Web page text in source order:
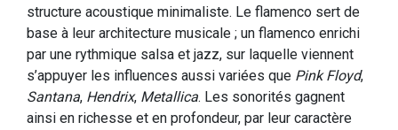
structure acoustique minimaliste. Le flamenco sert de
base à leur architecture musicale ; un flamenco enrichi
par une rythmique salsa et jazz, sur laquelle viennent
s’appuyer les influences aussi variées que Pink Floyd,
Santana, Hendrix, Metallica. Les sonorités gagnent
ainsi en richesse et en profondeur, par leur caractère